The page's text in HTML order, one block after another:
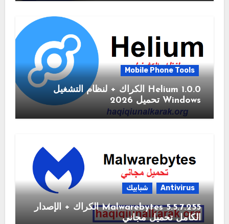
Mobile Phone Tools
1.0.0 Helium الكراك + لنظام التشغيل
Windows تحميل 2026
Antivirus شبابيك
Malwarebytes 5.5.7.255 الكراك + الإصدار
الكامل تحميل مجاني